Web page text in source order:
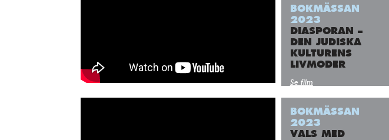
Pod
Våra böcker
BOKMÄSSAN
2023
DIASPORAN –
DEN JUDISKA
KULTURENS
LIVMODER
Se film
BOKMÄSSAN
2023
VALS MED